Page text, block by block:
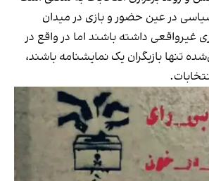
در عین حضور و بازی در میدان
غیرواقعی داشته باشند اما در واقع در
تنها بازیگران یک نمایشنامه باشند،